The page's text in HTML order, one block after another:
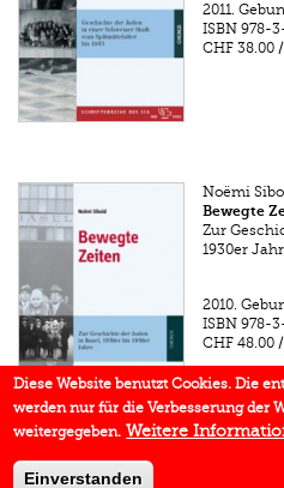
2011.
ISBN 978-
CHF 38.00
Noëmi
Bewegte
Zur
1930er
2010.
ISBN 978-
CHF 48.00
Diese Website benutzt Cookies. Die
werden nur für die Verbesserung der
weitergegeben. Weitere
Einverstanden